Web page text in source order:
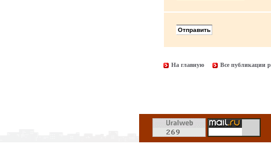
На главную Все публикации